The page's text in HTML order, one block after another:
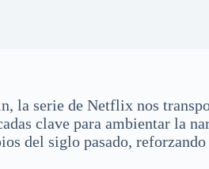
la serie de Netflix nos
clave para ambientar la
del siglo pasado,